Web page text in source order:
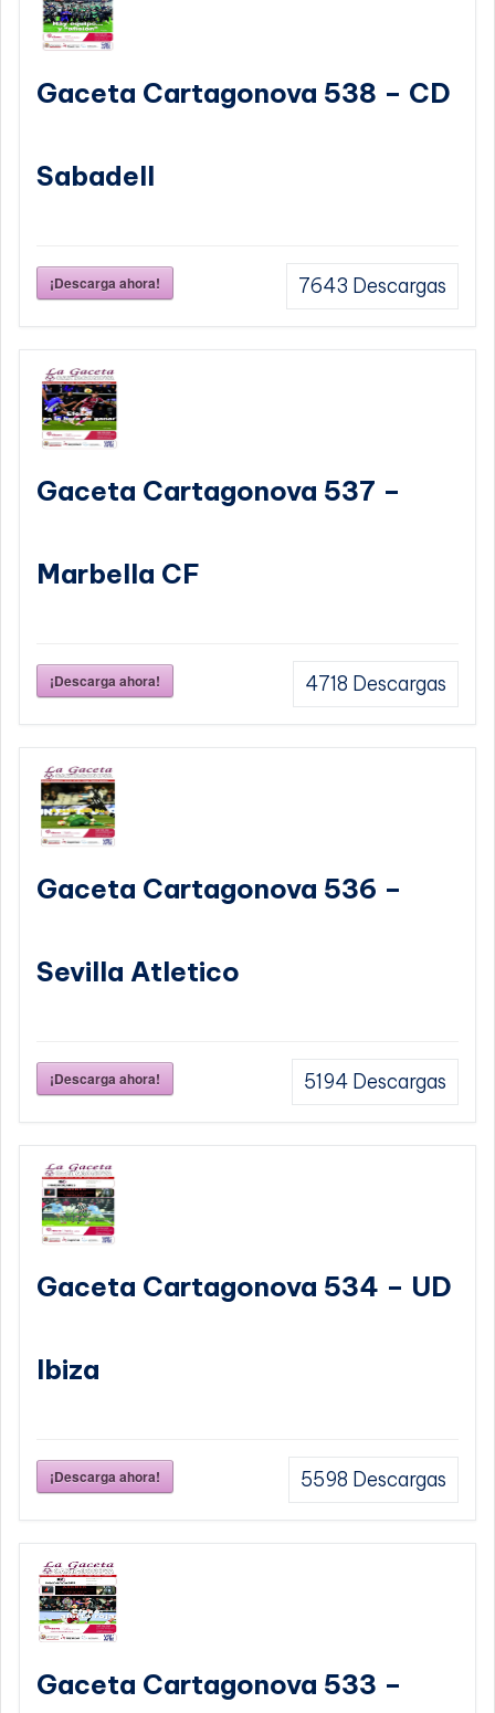
Gaceta Cartagonova 538 – CD
Sabadell
¡Descarga ahora! 7643 Descargas
Gaceta Cartagonova 537 –
Marbella CF
¡Descarga ahora! 4718 Descargas
Gaceta Cartagonova 536 –
Sevilla Atletico
¡Descarga ahora! 5194 Descargas
Gaceta Cartagonova 534 – UD
Ibiza
¡Descarga ahora! 5598 Descargas
Gaceta Cartagonova 533 –